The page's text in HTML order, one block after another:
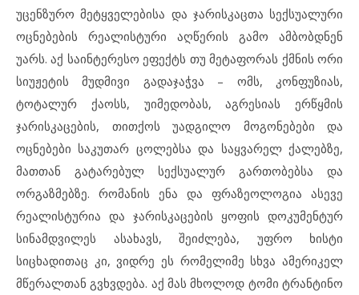
უცენზურო მეტყველებისა და ჯარისკაცთა სექსუალური
ოცნებების რეალისტური აღწერის გამო ამბობდნენ
უარს. აქ საინტერესო ეფექტს თუ მეტაფორას ქმნის ორი
სიუჟეტის მუდმივი გადაჯაჭვა – ომს, კონფუზიას,
ტოტალურ ქაოსს, უიმედობას, აგრესიას ერწყმის
ჯარისკაცების, თითქოს უადგილო მოგონებები და
ოცნებები საკუთარ ცოლებსა და საყვარელ ქალებზე,
მათთან გატარებულ სექსუალურ გართობებსა და
ორგაზმებზე. რომანის ენა და ფრაზეოლოგია ასევე
რეალისტურია და ჯარისკაცების ყოფის დოკუმენტურ
სინამდვილეს ასახავს, შეიძლება, უფრო ხისტი
სიცხადითაც კი, ვიდრე ეს რომელიმე სხვა ამერიკელ
მწერალთან გვხვდება. აქ მას მხოლოდ ტომი ტრანტინო